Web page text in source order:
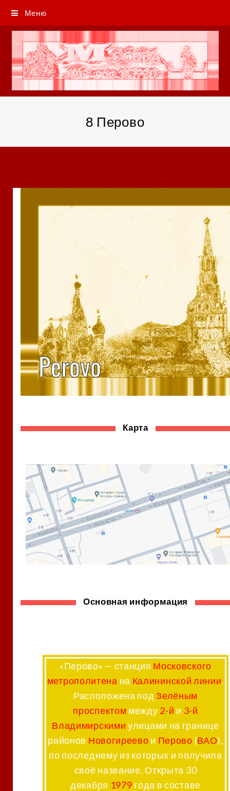
Меню
8 Перово
Карта
Основная информация
«Перо́во» — станция Московского
метрополитена на Калининской линии.
Расположена подЗелёным
проспектом между 2-й и 3-й
Владимирскими улицами на границе
районов Новогиреево и Перово (ВАО),
по последнему из которых и получила
своё название. Открыта 30
декабря 1979 года в составе